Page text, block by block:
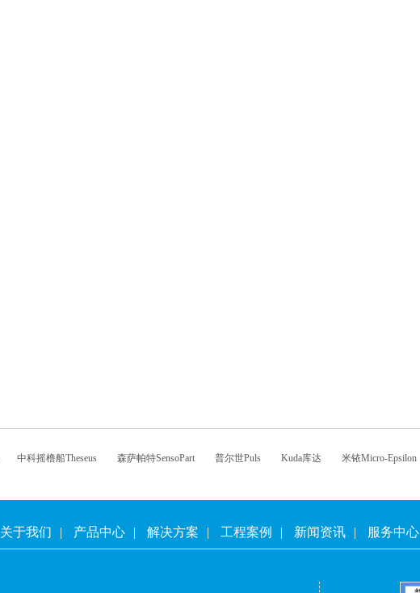
中科摇橹船Theseus 森萨帕特SensoPart 普尔世Puls Kuda库达 米铱Micro-Epsilon
关于我们 | 产品中心 | 解决方案 | 工程案例 | 新闻资讯 | 服务中心